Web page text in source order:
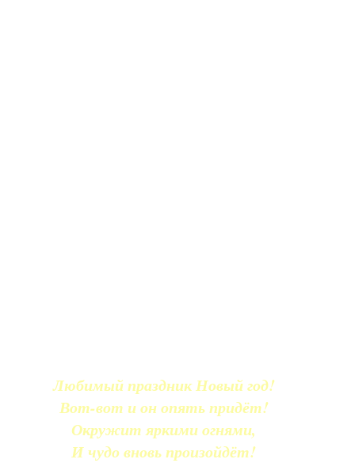
Любимый праздник Новый год!
Вот-вот и он опять придёт!
Окружит яркими огнями,
И чудо вновь произойдёт!